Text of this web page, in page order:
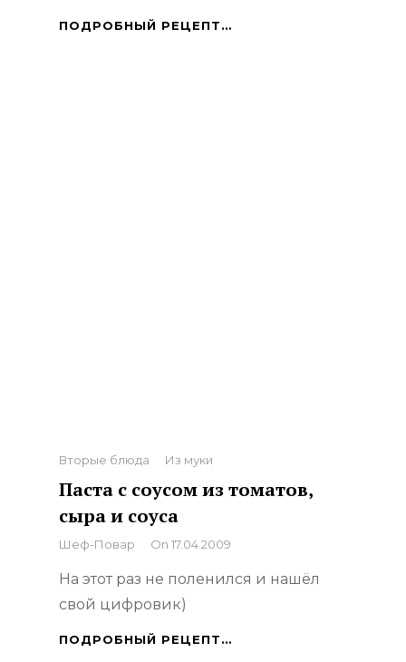
ПОДРОБНЫЙ РЕЦЕПТ…
Categories
Вторые блюда Из муки
Паста с соусом из томатов,
сыра и соуса
By
Шеф-Повар On 17.04.2009
На этот раз не поленился и нашёл
свой цифровик)
ПОДРОБНЫЙ РЕЦЕПТ…